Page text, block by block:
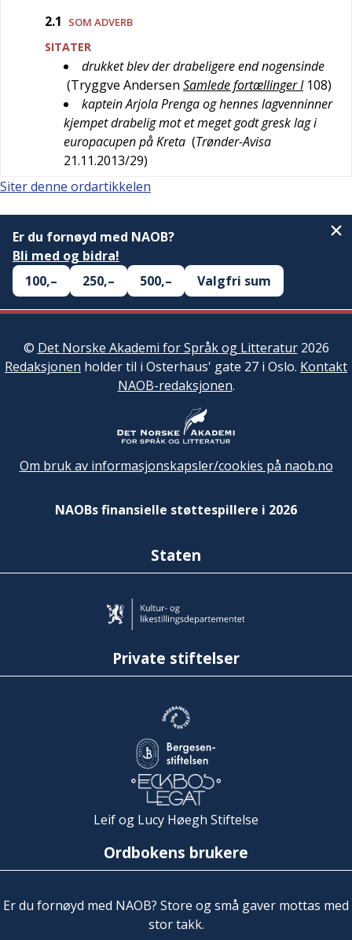
2.1
SOM ADVERB
SITATER
drukket blev der drabeligere end nogensinde
(Tryggve Andersen Samlede fortællinger I 108)
kaptein Arjola Prenga og hennes lagvenninner
kjempet drabelig mot et meget godt gresk lag i
europacupen på Kreta (Trønder-Avisa
21.11.2013/29)
Siter denne ordartikkelen
Er du fornøyd med NAOB?
Bli med og bidra!
100,–
250,– 500,– Valgfri sum
© Det Norske Akademi for Språk og Litteratur2026
Redaksjonen holder til i Osterhaus' gate 27 i Oslo. Kontakt
NAOB-redaksjonen.
Om bruk av informasjonskapsler/cookies på naob.no
NAOBs finansielle støttespillere i 2026
Staten
Private stiftelser
Leif og Lucy Høegh Stiftelse
Ordbokens brukere
Er du fornøyd med NAOB? Store og små gaver mottas med
stor takk.